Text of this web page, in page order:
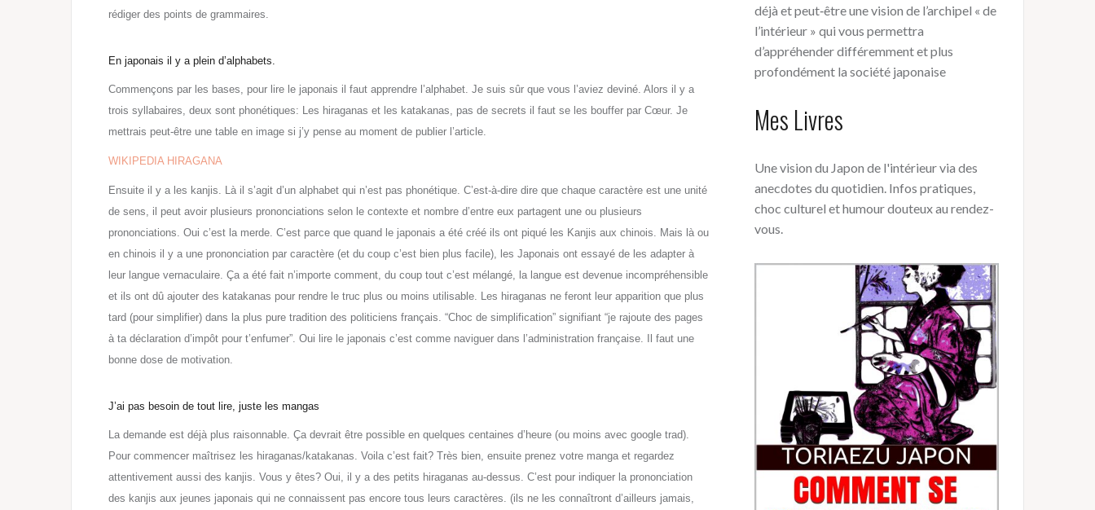
rédiger des points de grammaires.
En japonais il y a plein d’alphabets.
Commençons par les bases, pour lire le japonais il faut apprendre l’alphabet. Je suis sûr que vous l’aviez deviné. Alors il y a
trois syllabaires, deux sont phonétiques: Les hiraganas et les katakanas, pas de secrets il faut se les bouffer par Cœur. Je
mettrais peut-être une table en image si j’y pense au moment de publier l’article.
WIKIPEDIA HIRAGANA
Ensuite il y a les kanjis. Là il s’agit d’un alphabet qui n’est pas phonétique. C’est-à-dire dire que chaque caractère est une unité
de sens, il peut avoir plusieurs prononciations selon le contexte et nombre d’entre eux partagent une ou plusieurs
prononciations. Oui c’est la merde. C’est parce que quand le japonais a été créé ils ont piqué les Kanjis aux chinois. Mais l àou
en chinois il y a une prononciation par caractère (et du coup c’est bien plus facile), les Japonais ont essayé de les adapter à
leur langue vernaculaire. Ça a été fait n’importe comment, du coup tout c’est mélangé, la langue est devenue incompréhensible
et ils ont dû ajouter des katakanas pour rendre le truc plus ou moins utilisable. Les hiraganas ne feront leur apparition que plus
tard (pour simplifier) dans la plus pure tradition des politiciens français. “Choc de simplification” signifiant “je rajoute des pages
àta déclaration d’impôt pour t’enfumer”. Oui lire le japonais c’est comme naviguer dans l’administration française. Il faut une
bonne dose de motivation.
J’ai pas besoin de tout lire, juste les mangas
La demande est déjà plus raisonnable. Ça devrait être possible en quelques centaines d’heure (ou moins avec google trad).
Pour commencer maîtrisez les hiraganas/katakanas. Voila c’est fait? Très bien, ensuite prenez votre manga et regardez
attentivement aussi des kanjis. Vous y êtes? Oui, il y a des petits hiraganas au-dessus. C’est pour indiquer la prononciation
des kanjis aux jeunes japonais qui ne connaissent pas encore tous leurs caractères. (ils ne les connaîtront d’ailleurs jamais,
déjà et peut‑être une vision de l’archipel « de
l’intérieur » qui vous permettra
d’appréhender différemment et plus
profondément la société japonaise
Mes Livres
Une vision du Japon de l'intérieur via des
anecdotes du quotidien. Infos pratiques,
choc culturel et humour douteux au rendez-
vous.